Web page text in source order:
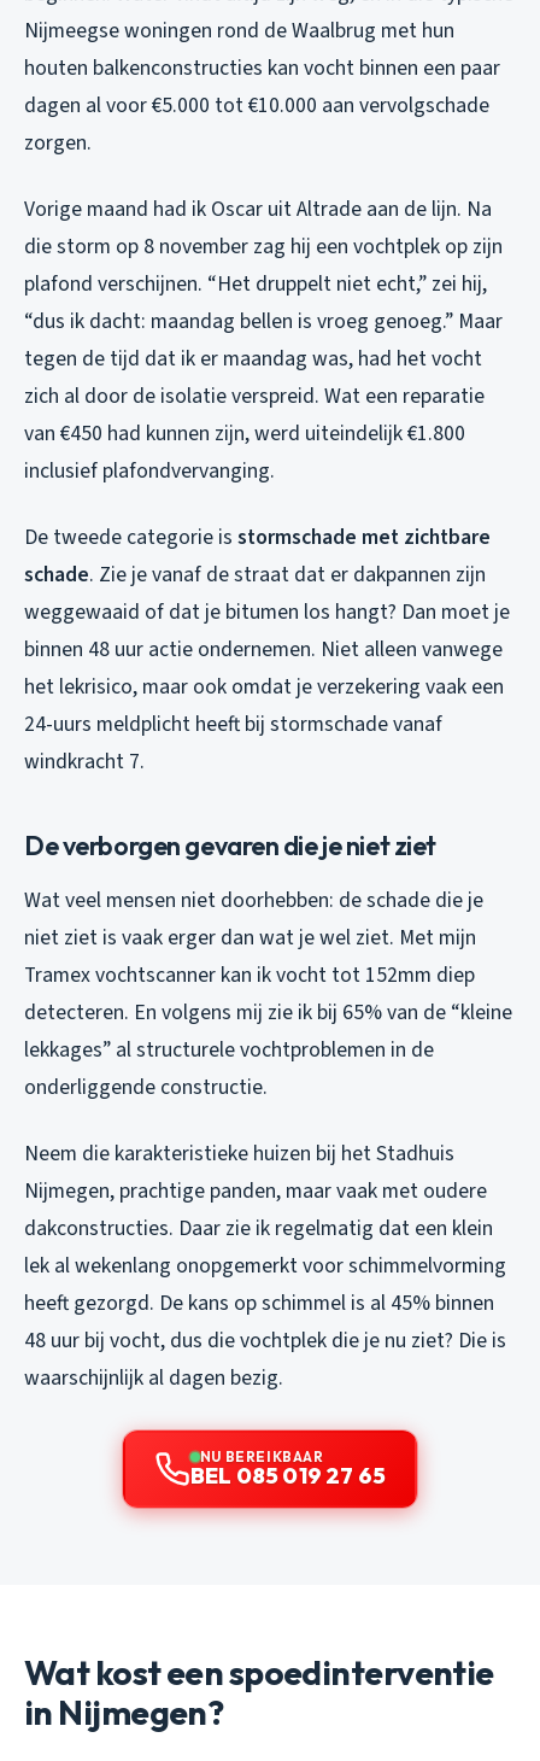
Nijmeegse woningen rond de Waalbrug met hun
houten balkenconstructies kan vocht binnen een paar
dagen al voor €5.000 tot €10.000 aan vervolgschade
zorgen.
Vorige maand had ik Oscar uit Altrade aan de lijn. Na
die storm op 8 november zag hij een vochtplek op zijn
plafond verschijnen. “Het druppelt niet echt,” zei hij,
“dus ik dacht: maandag bellen is vroeg genoeg.” Maar
tegen de tijd dat ik er maandag was, had het vocht
zich al door de isolatie verspreid. Wat een reparatie
van €450 had kunnen zijn, werd uiteindelijk €1.800
inclusief plafondvervanging.
De tweede categorie is stormschade met zichtbare
schade. Zie je vanaf de straat dat er dakpannen zijn
weggewaaid of dat je bitumen los hangt? Dan moet je
binnen 48 uur actie ondernemen. Niet alleen vanwege
het lekrisico, maar ook omdat je verzekering vaak een
24-uurs meldplicht heeft bij stormschade vanaf
windkracht 7.
De verborgen gevaren die je niet ziet
Wat veel mensen niet doorhebben: de schade die je
niet ziet is vaak erger dan wat je wel ziet. Met mijn
Tramex vochtscanner kan ik vocht tot 152mm diep
detecteren. En volgens mij zie ik bij 65% van de “kleine
lekkages” al structurele vochtproblemen in de
onderliggende constructie.
Neem die karakteristieke huizen bij het Stadhuis
Nijmegen, prachtige panden, maar vaak met oudere
dakconstructies. Daar zie ik regelmatig dat een klein
lek al wekenlang onopgemerkt voor schimmelvorming
heeft gezorgd. De kans op schimmel is al 45% binnen
48 uur bij vocht, dus die vochtplek die je nu ziet? Die is
waarschijnlijk al dagen bezig.
NU BEREIKBAAR
BEL 085 019 27 65
Wat kost een spoedinterventie
in Nijmegen?